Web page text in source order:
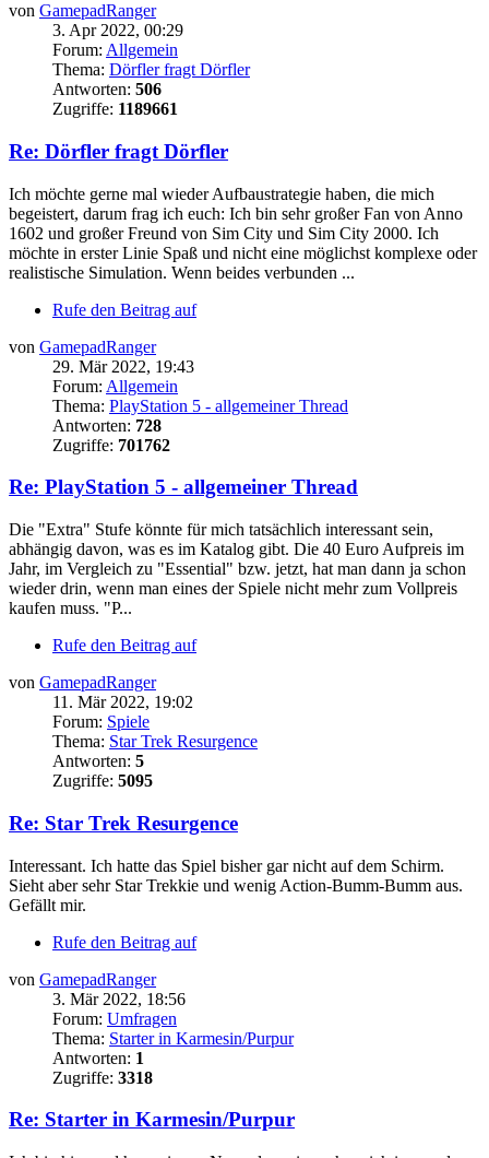
von GamepadRanger
3. Apr 2022, 00:29
Forum: Allgemein
Thema: Dörfler fragt Dörfler
Antworten: 506
Zugriffe: 1189661
Re: Dörfler fragt Dörfler
Ich möchte gerne mal wieder Aufbaustrategie haben, die mich
begeistert, darum frag ich euch: Ich bin sehr großer Fan von Anno
1602 und großer Freund von Sim City und Sim City 2000. Ich
möchte in erster Linie Spaß und nicht eine möglichst komplexe oder
realistische Simulation. Wenn beides verbunden ...
Rufe den Beitrag auf
von GamepadRanger
29. Mär 2022, 19:43
Forum: Allgemein
Thema: PlayStation 5 - allgemeiner Thread
Antworten: 728
Zugriffe: 701762
Re: PlayStation 5 - allgemeiner Thread
Die "Extra" Stufe könnte für mich tatsächlich interessant sein,
abhängig davon, was es im Katalog gibt. Die 40 Euro Aufpreis im
Jahr, im Vergleich zu "Essential" bzw. jetzt, hat man dann ja schon
wieder drin, wenn man eines der Spiele nicht mehr zum Vollpreis
kaufen muss. "P...
Rufe den Beitrag auf
von GamepadRanger
11. Mär 2022, 19:02
Forum: Spiele
Thema: Star Trek Resurgence
Antworten: 5
Zugriffe: 5095
Re: Star Trek Resurgence
Interessant. Ich hatte das Spiel bisher gar nicht auf dem Schirm.
Sieht aber sehr Star Trekkie und wenig Action-Bumm-Bumm aus.
Gefällt mir.
Rufe den Beitrag auf
von GamepadRanger
3. Mär 2022, 18:56
Forum: Umfragen
Thema: Starter in Karmesin/Purpur
Antworten: 1
Zugriffe: 3318
Re: Starter in Karmesin/Purpur